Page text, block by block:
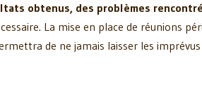
obtenus, des problèmes
La mise en place de réunions
de ne jamais laisser les